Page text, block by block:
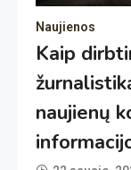
Naujienos
Kaip
naujienų